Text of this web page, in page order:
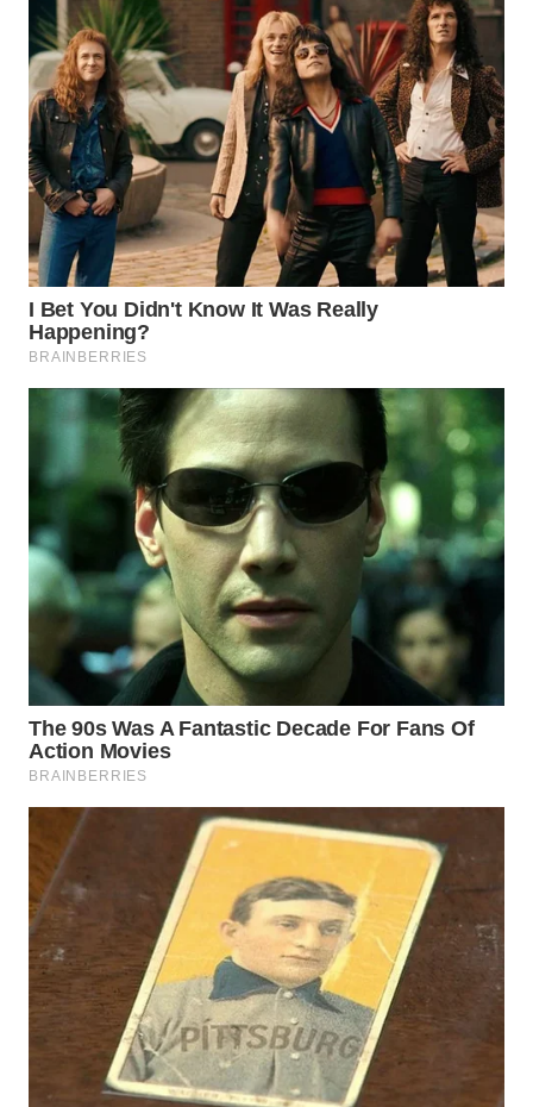
WN
SULSEL
WN
GORONTALO
WN
SULUT
WN
MALUKU
WN
MALUT
DAIRI
DANAU
TOBA
NIAS
WN
LANGKAT
WN
TAPANULI
SELATAN
TANJUNG
LESUNG